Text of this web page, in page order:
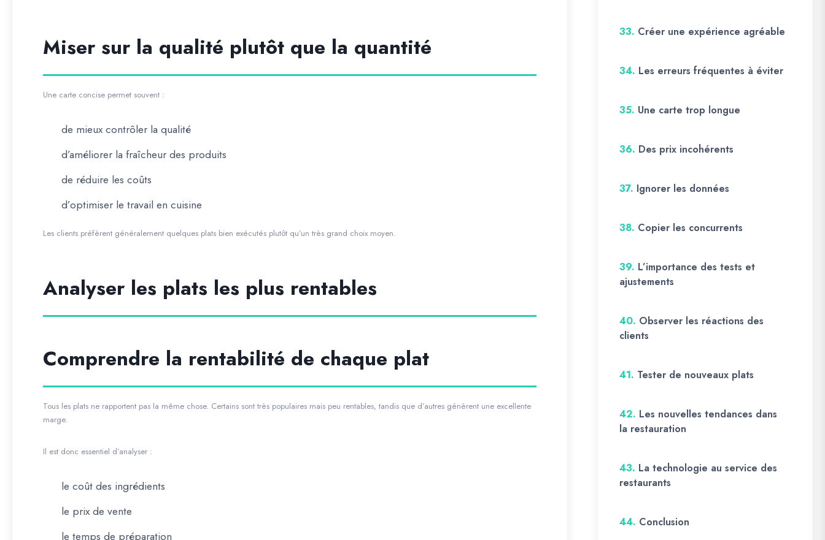
Miser sur la qualité plutôt que la quantité
Une carte concise permet souvent :
de mieux contrôler la qualité
d’améliorer la fraîcheur des produits
de réduire les coûts
d’optimiser le travail en cuisine
Les clients préfèrent généralement quelques plats bien exécutés plutôt qu’un très grand choix moyen.
Analyser les plats les plus rentables
Comprendre la rentabilité de chaque plat
Tous les plats ne rapportent pas la même chose. Certains sont très populaires mais peu rentables, tandis que d’autres génèrent une excellente
marge.
Il est donc essentiel d’analyser :
le coût des ingrédients
le prix de vente
le temps de préparation
33. Créer une expérience agréable
34. Les erreurs fréquentes à éviter
35. Une carte trop longue
36. Des prix incohérents
37. Ignorer les données
38. Copier les concurrents
39. L’importance des tests et
ajustements
40. Observer les réactions des
clients
41. Tester de nouveaux plats
42. Les nouvelles tendances dans
la restauration
43. La technologie au service des
restaurants
44. Conclusion